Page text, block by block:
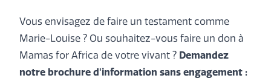
Vous envisagez de faire un testament comme
Marie-Louise ? Ou souhaitez-vous faire un don à
Mamas for Africa de votre vivant ? Demandez
notre brochure d'information sans engagement :